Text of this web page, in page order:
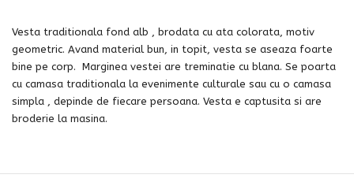
Vesta traditionala fond alb , brodata cu ata colorata, motiv
geometric. Avand material bun, in topit, vesta se aseaza foarte
bine pe corp. Marginea vestei are treminatie cu blana. Se poarta
cu camasa traditionala la evenimente culturale sau cu o camasa
simpla , depinde de fiecare persoana. Vesta e captusita si are
broderie la masina.